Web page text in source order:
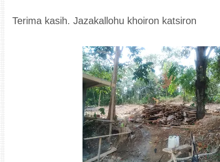
Terima kasih. Jazakallohu khoiron katsiron